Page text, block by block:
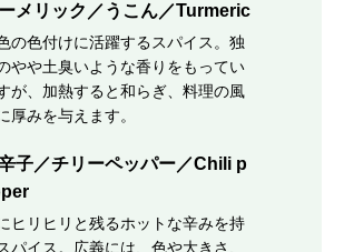
メリック／うこん／Turmeric
の色付けに活躍するスパイス。独
やや土臭いような香りをもってい
が、加熱すると和らぎ、料理の風
厚みを与えます。
子／チリーペッパー／Chili p
ヒリヒリと残るホットな辛みを持
パイス。広義には、色や大きさ、